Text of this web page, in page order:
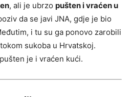
, ali je ubrzo pušten i vraćen u
da se javi JNA, gdje je bio
i tu su ga ponovo zarobili
sukoba u Hrvatskoj.
je i vraćen kući.